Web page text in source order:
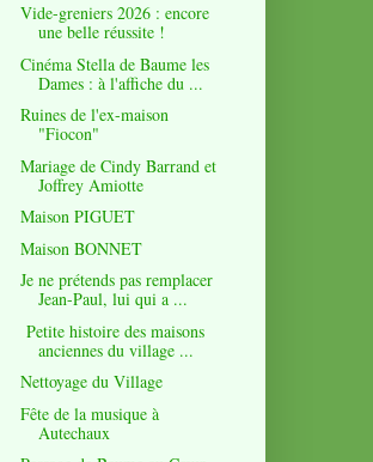
Vide-greniers 2026 : encore
une belle réussite !
Cinéma Stella de Baume les
Dames : à l'affiche du ...
Ruines de l'ex-maison
"Fiocon"
Mariage de Cindy Barrand et
Joffrey Amiotte
Maison PIGUET
Maison BONNET
Je ne prétends pas remplacer
Jean-Paul, lui qui a ...
Petite histoire des maisons
anciennes du village ...
Nettoyage du Village
Fête de la musique à
Autechaux